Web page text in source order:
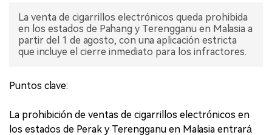
La venta de cigarrillos electrónicos queda prohibida
en los estados de Pahang y Terengganu en Malasia a
partir del 1 de agosto, con una aplicación estricta
que incluye el cierre inmediato para los infractores.
Puntos clave:
La prohibición de ventas de cigarrillos electrónicos en
los estados de Perak y Terengganu en Malasia entrará